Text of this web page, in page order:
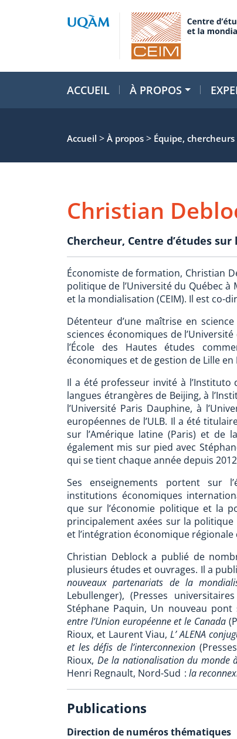
ACCUEIL À PROPOS
Accueil > À propos > Équipe,
Christian
Chercheur, Centre d’études
Économiste de formation, Christian
politique de l’Université du Québec
et la mondialisation (CEIM). Il est co-
Détenteur d’une maîtrise en
sciences économiques de
l’École des Hautes études
économiques et de gestion de Lille en
Il a été professeur invité à l’Instituto
langues étrangères de Beijing, à
l’Université Paris Dauphine, à
européennes de l’ULB. Il a été
sur l’Amérique latine (Paris) et de
également mis sur pied avec
qui se tient chaque année depuis
Ses enseignements portent sur
institutions économiques
que sur l’économie politique et la
principalement axées sur la
et l’intégration économique
Christian Deblock a publié de
plusieurs études et ouvrages. Il a
nouveaux partenariats de la
Lebullenger), (Presses
Stéphane Paquin, Un nouveau
entre l’Union européenne et le Canada
Rioux, et Laurent Viau,L’ ALENA
et les défis de l’interconnexion
Rioux, De la nationalisation du monde
Henri Regnault, Nord-Sud : la
Publications
Direction de numéros thématiques